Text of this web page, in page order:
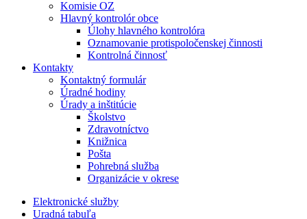
Komisie OZ
Hlavný kontrolór obce
Úlohy hlavného kontrolóra
Oznamovanie protispoločenskej činnosti
Kontrolná činnosť
Kontakty
Kontaktný formulár
Úradné hodiny
Úrady a inštitúcie
Školstvo
Zdravotníctvo
Knižnica
Pošta
Pohrebná služba
Organizácie v okrese
Elektronické služby
Uradná tabuľa